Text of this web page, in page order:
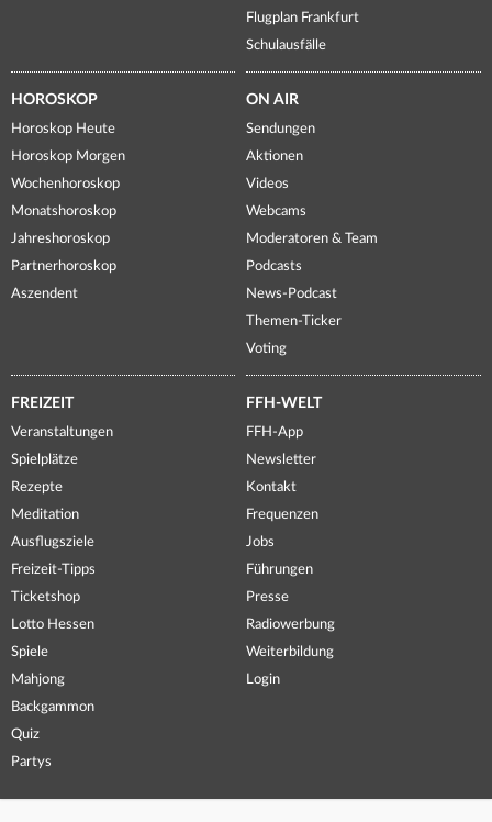
Flugplan Frankfurt
Schulausfälle
HOROSKOP
Horoskop Heute
Horoskop Morgen
Wochenhoroskop
Monatshoroskop
Jahreshoroskop
Partnerhoroskop
Aszendent
ON AIR
Sendungen
Aktionen
Videos
Webcams
Moderatoren & Team
Podcasts
News-Podcast
Themen-Ticker
Voting
FREIZEIT
Veranstaltungen
Spielplätze
Rezepte
Meditation
Ausflugsziele
Freizeit-Tipps
Ticketshop
Lotto Hessen
Spiele
Mahjong
Backgammon
Quiz
Partys
FFH-WELT
FFH-App
Newsletter
Kontakt
Frequenzen
Jobs
Führungen
Presse
Radiowerbung
Weiterbildung
Login